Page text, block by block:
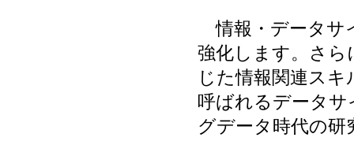
情報・データサ
強化します。さら
じた情報関連ス
呼ばれるデータ
グデータ時代の